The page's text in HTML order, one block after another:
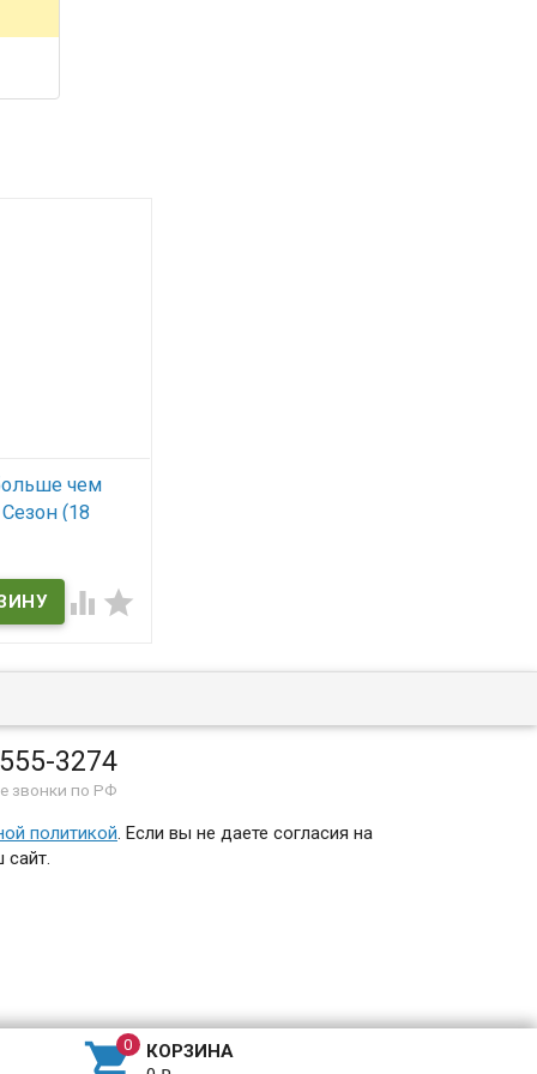
чем
(18
(Stawka
 
3274
звонки по РФ
политикой . Если вы не даете согласия на
КОРЗИНА